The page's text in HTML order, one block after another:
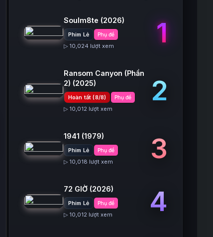
Soulm8te (2026)
Phim Lẻ Phụ đề
▷ 10,024 lượt xem 1
Ransom Canyon (Phần
2) (2025)
Hoàn tất (8/8) Phụ đề
▷ 10,012 lượt xem
2
1941 (1979)
Phim Lẻ Phụ đề
▷ 10,018 lượt xem 3
72 GIỜ (2026)
Phim Lẻ Phụ đề
▷ 10,012 lượt xem 4